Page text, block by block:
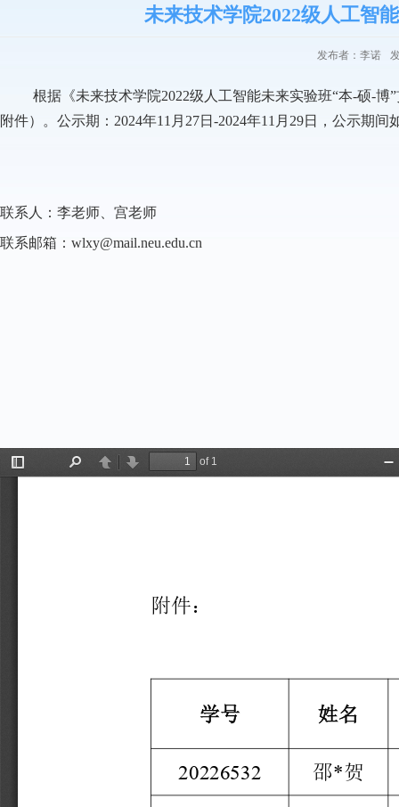
未来技术学院2022级人工智
发布者：李诺
根据《未来技术学院2022级人工智能未来实验班“本-硕-博”
附件）
。公示期：2024年11 月 27日 -2024年11 月 29日 ， 公示期间
联系人：李老师、宫老师
联系邮箱：wlxy@mail.neu.edu.cn